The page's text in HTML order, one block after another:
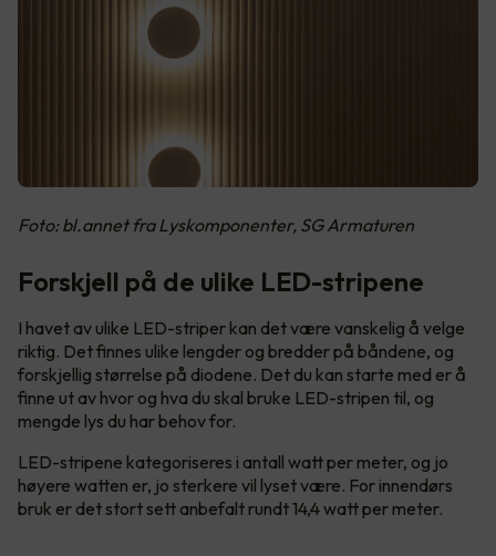
Foto: bl.annet fra Lyskomponenter, SG Armaturen
Forskjell på de ulike LED-stripene
I havet av ulike LED-striper kan det være vanskelig å velge
riktig. Det finnes ulike lengder og bredder på båndene, og
forskjellig størrelse på diodene. Det du kan starte med er å
finne ut av hvor og hva du skal bruke LED-stripen til, og
mengde lys du har behov for.
LED-stripene kategoriseres i antall watt per meter, og jo
høyere watten er, jo sterkere vil lyset være. For innendørs
bruk er det stort sett anbefalt rundt 14,4 watt per meter.